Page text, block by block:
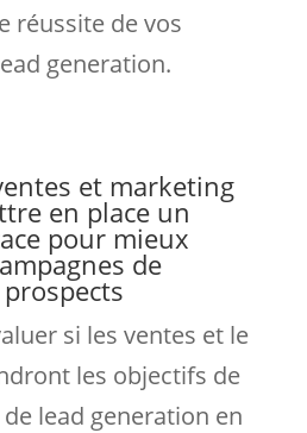
réussite de vos
generation.
et marketing
en place un
pour mieux
de
si les ventes et le
les objectifs de
lead generation en